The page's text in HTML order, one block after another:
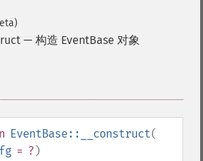
— 构造 EventBase 对象
EventBase::__construct(
= ? )